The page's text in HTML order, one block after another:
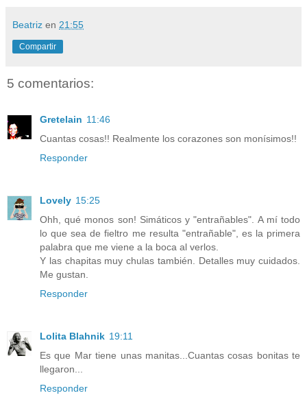
Beatriz en 21:55
Compartir
5 comentarios:
Gretelain 11:46
Cuantas cosas!! Realmente los corazones son monísimos!!
Responder
Lovely 15:25
Ohh, qué monos son! Simáticos y "entrañables". A mí todo
lo que sea de fieltro me resulta "entrañable", es la primera
palabra que me viene a la boca al verlos.
Y las chapitas muy chulas también. Detalles muy cuidados.
Me gustan.
Responder
Lolita Blahnik 19:11
Es que Mar tiene unas manitas...Cuantas cosas bonitas te
llegaron...
Responder